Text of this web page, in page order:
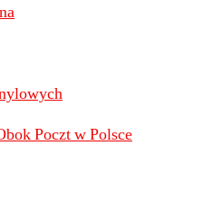
Poczt w Polsce